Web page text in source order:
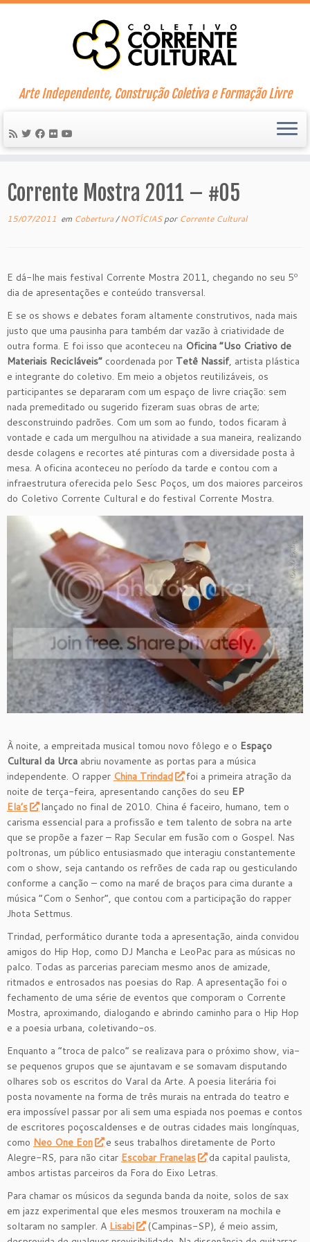
Skip
Arte Independente, Construção Coletiva e Formação Livre
Corrente Mostra 2011 – #05
15/07/2011 em Cobertura/NOTÍCIASpor Corrente Cultural
E dá-lhe mais festival Corrente Mostra 2011, chegando no seu 5º
dia de apresentações e conteúdo transversal.
E se os shows e debates foram altamente construtivos, nada mais
justo que uma pausinha para também dar vazão à criatividade de
outra forma. E foi isso que aconteceu na Oficina “Uso Criativo de
Materiais Recicláveis” coordenada por Tetê Nassif, artista plástica
e integrante do coletivo. Em meio a objetos reutilizáveis, os
participantes se depararam com um espaço de livre criação: sem
nada premeditado ou sugerido fizeram suas obras de arte;
desconstruindo padrões. Com um som ao fundo, todos ficaram à
vontade e cada um mergulhou na atividade a sua maneira, realizando
desde colagens e recortes até pinturas com a diversidade posta à
mesa. A oficina aconteceu no período da tarde e contou com a
infraestrutura oferecida pelo Sesc Poços, um dos maiores parceiros
do Coletivo Corrente Cultural e do festival Corrente Mostra.
À noite, a empreitada musical tomou novo fôlego e o Espaço
Cultural da Urca abriu novamente as portas para a música
independente. O rapper China Trindad
foi a primeira atração da
noite de terça-feira, apresentando canções do seu EP
Ela’s
lançado no final de 2010. China é faceiro, humano, tem o
carisma essencial para a profissão e tem talento de sobra na arte
que se propõe a fazer – Rap Secular em fusão com o Gospel. Nas
poltronas, um público entusiasmado que interagiu constantemente
com o show, seja cantando os refrões de cada rap ou gesticulando
conforme a canção – como na maré de braços para cima durante a
música “Com o Senhor”, que contou com a participação do rapper
Jhota Settmus.
Trindad, performático durante toda a apresentação, ainda convidou
amigos do Hip Hop, como DJ Mancha e LeoPac para as músicas no
palco. Todas as parcerias pareciam mesmo anos de amizade,
ritmados e entrosados nas poesias do Rap. A apresentação foi o
fechamento de uma série de eventos que comporam o Corrente
Mostra, aproximando, dialogando e abrindo caminho para o Hip Hop
e a poesia urbana, coletivando-os.
Enquanto a “troca de palco” se realizava para o próximo show, via-
se pequenos grupos que se ajuntavam e se somavam disputando
olhares sob os escritos do Varal da Arte. A poesia literária foi
posta novamente na forma de três murais na entrada do teatro e
era impossível passar por ali sem uma espiada nos poemas e contos
de escritores poçoscaldenses e de outras cidades mais longínquas,
como Neo One Eon
e seus trabalhos diretamente de Porto
Alegre-RS, para não citar Escobar Franelas
da capital paulista,
ambos artistas parceiros da Fora do Eixo Letras.
Para chamar os músicos da segunda banda da noite, solos de sax
em jazz experimental que eles mesmos trouxeram na mochila e
soltaram no sampler. A Lisabi
(Campinas-SP), é meio assim,